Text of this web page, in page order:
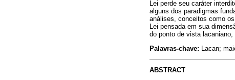
Lei perde seu caráter
alguns dos paradigmas
análises, conceitos como
Lei pensada em sua
do ponto de vista
Palavras-chave: Lacan;
ABSTRACT